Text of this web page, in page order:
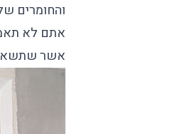
והחומרים
אתם לא
אשר